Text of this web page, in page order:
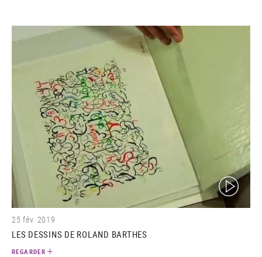
(video)
25 fév. 2019
LES DESSINS DE ROLAND BARTHES
REGARDER